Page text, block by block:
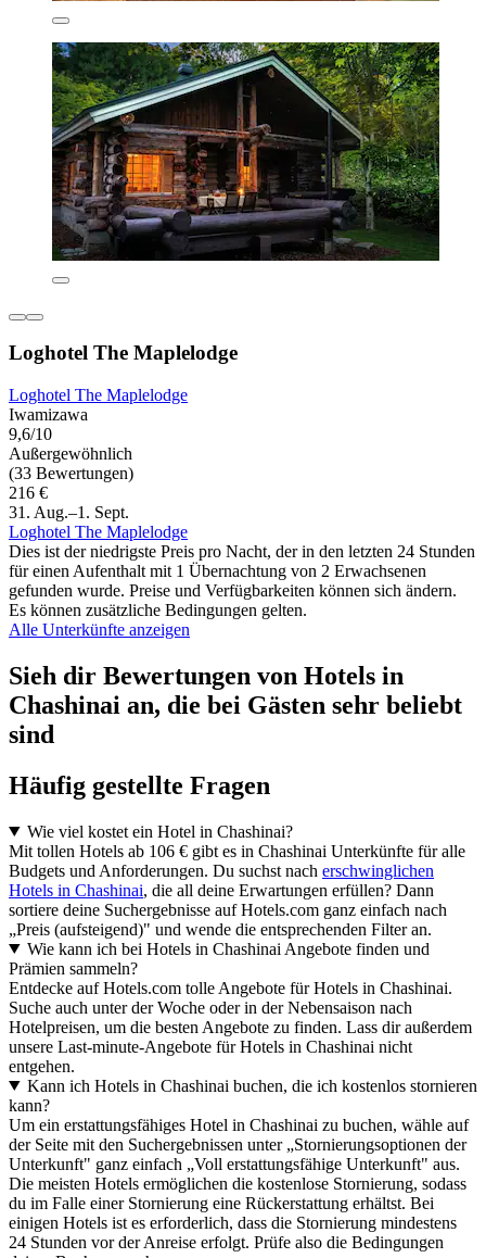
Loghotel The Maplelodge
Loghotel The Maplelodge
Iwamizawa
9,6/10
Außergewöhnlich
(33 Bewertungen)
216 €
31. Aug.–1. Sept.
Loghotel The Maplelodge
Dies ist der niedrigste Preis pro Nacht, der in den letzten 24 Stunden
für einen Aufenthalt mit 1 Übernachtung von 2 Erwachsenen
gefunden wurde. Preise und Verfügbarkeiten können sich ändern.
Es können zusätzliche Bedingungen gelten.
Alle Unterkünfte anzeigen
Sieh dir Bewertungen von Hotels in
Chashinai an, die bei Gästen sehr beliebt
sind
Häufig gestellte Fragen
Wie viel kostet ein Hotel in Chashinai?
Mit tollen Hotels ab 106 € gibt es in Chashinai Unterkünfte für alle
Budgets und Anforderungen. Du suchst nach erschwinglichen
Hotels in Chashinai, die all deine Erwartungen erfüllen? Dann
sortiere deine Suchergebnisse auf Hotels.com ganz einfach nach
„Preis (aufsteigend)" und wende die entsprechenden Filter an.
Wie kann ich bei Hotels in Chashinai Angebote finden und
Prämien sammeln?
Entdecke auf Hotels.com tolle Angebote für Hotels in Chashinai.
Suche auch unter der Woche oder in der Nebensaison nach
Hotelpreisen, um die besten Angebote zu finden. Lass dir außerdem
unsere Last-minute-Angebote für Hotels in Chashinai nicht
entgehen.
Kann ich Hotels in Chashinai buchen, die ich kostenlos stornieren
kann?
Um ein erstattungsfähiges Hotel in Chashinai zu buchen, wähle auf
der Seite mit den Suchergebnissen unter „Stornierungsoptionen der
Unterkunft" ganz einfach „Voll erstattungsfähige Unterkunft" aus.
Die meisten Hotels ermöglichen die kostenlose Stornierung, sodass
du im Falle einer Stornierung eine Rückerstattung erhältst. Bei
einigen Hotels ist es erforderlich, dass die Stornierung mindestens
24 Stunden vor der Anreise erfolgt. Prüfe also die Bedingungen